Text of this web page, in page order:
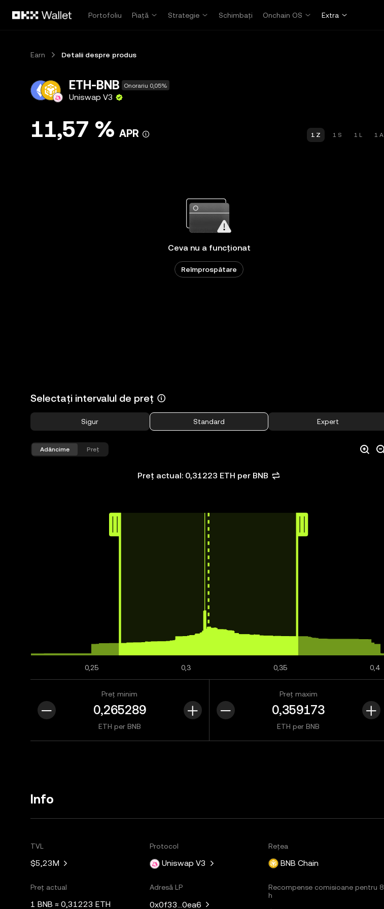
Portofoliu
Piață Strategie Schimbați Onchain OS Extra
Earn Detalii despre produs
ETH-BNB Onorariu 0,05%
Uniswap V3
11,57 % APR 1 Z 1 S 1 L 1 A
Ceva nu a funcționat
Reîmprospătare
Selectați intervalul de preț
Sigur Standard Expert
Adâncime Preț
Preț actual: 0,31223 ETH per BNB
0,25 0,3 0,35 0,4
Preț minim
ETH per BNB
Preț maxim
ETH per BNB
Info
TVL
$5,23M
Protocol
Uniswap V3
Rețea
BNB Chain
Preț actual
1 BNB ≈ 0,31223 ETH
Adresă LP
0x0f33...0ea6
Recompense comisioane pentru 8
h